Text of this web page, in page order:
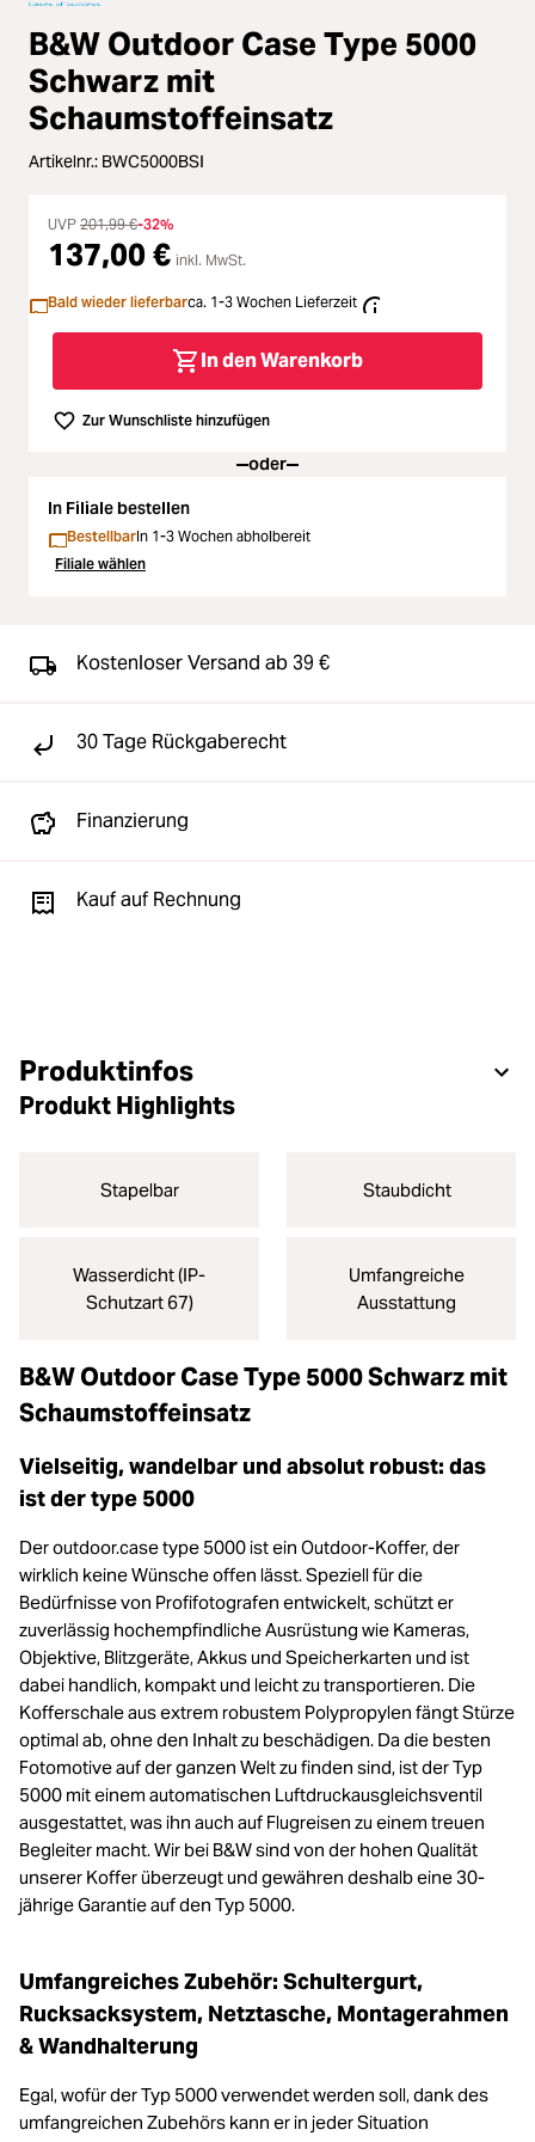
Licht & Studio
Bildbearbeitung
Ferngläser
Second Hand
B&W Outdoor Case Type 5000
Schwarz mit
Schaumstoffeinsatz
Artikelnr.: BWC5000BSI
UVP 201,99 €-32%
137,00 € inkl. MwSt.
Bald wieder lieferbarca. 1-3 Wochen Lieferzeit
In den Warenkorb
Zur Wunschliste hinzufügen
oder
In Filiale bestellen
BestellbarIn 1-3 Wochen abholbereit
Filiale wählen
Kostenloser Versand ab 39 €
30 Tage Rückgaberecht
Finanzierung
Kauf auf Rechnung
Produktinfos
Produkt Highlights
Stapelbar Staubdicht
Wasserdicht (IP-
Schutzart 67)
Umfangreiche
Ausstattung
B&W Outdoor Case Type 5000 Schwarz mit
Schaumstoffeinsatz
Vielseitig, wandelbar und absolut robust: das
ist der type 5000
Der outdoor.case type 5000 ist ein Outdoor-Koffer, der
wirklich keine Wünsche offen lässt. Speziell für die
Bedürfnisse von Profifotografen entwickelt, schützt er
zuverlässig hochempfindliche Ausrüstung wie Kameras,
Objektive, Blitzgeräte, Akkus und Speicherkarten und ist
dabei handlich, kompakt und leicht zu transportieren. Die
Kofferschale aus extrem robustem Polypropylen fängt Stürze
optimal ab, ohne den Inhalt zu beschädigen. Da die besten
Fotomotive auf der ganzen Welt zu finden sind, ist der Typ
5000 mit einem automatischen Luftdruckausgleichsventil
ausgestattet, was ihn auch auf Flugreisen zu einem treuen
Begleiter macht. Wir bei B&W sind von der hohen Qualität
unserer Koffer überzeugt und gewähren deshalb eine 30-
jährige Garantie auf den Typ 5000.
Umfangreiches Zubehör: Schultergurt,
Rucksacksystem, Netztasche, Montagerahmen
& Wandhalterung
Egal, wofür der Typ 5000 verwendet werden soll, dank des
umfangreichen Zubehörs kann er in jeder Situation